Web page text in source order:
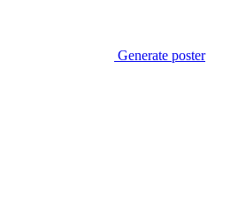
Generate poster